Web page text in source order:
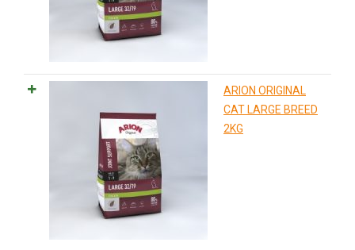
ARION ORIGINAL
CAT LARGE BREED
2KG